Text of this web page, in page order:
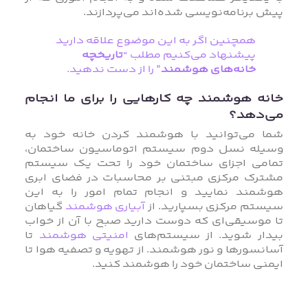
پیش برنامه‌نویسی شده‌اند می‌پردازند.
همچنین اگر به این موضوع علاقه دارید
پیشنهاد می‌کنیم مطلب “تاریخچه
خانه‌های هوشمند” را از دست ندهید.
خانه هوشمند چه کارهایی را برای ما انجام
می‌دهد؟
شما می‌توانید با هوشمند کردن خانه خود به
وسیله نسل دوم سیستم اتوماسیون ساختمان،
تمامی اجزای ساختمان خود را تحت یک سیستم
مشترک مرکزی مبتنی بر محاسبات در فضای ابری
هوشمند نمایید و انجام تمام امور را به این
سیستم مرکزی بسپارید. ازآبیاری هوشمند گیاهان
تا موسیقی‌ای که دوست دارید صبح با آن از خواب
بیدار شوید. از سیستم‌های امنیتی هوشمند تا
آسانسورها و نور هوشمند. از تهویه و تصفیه هوا تا
ایمنی ساختمان خود را هوشمند کنید.